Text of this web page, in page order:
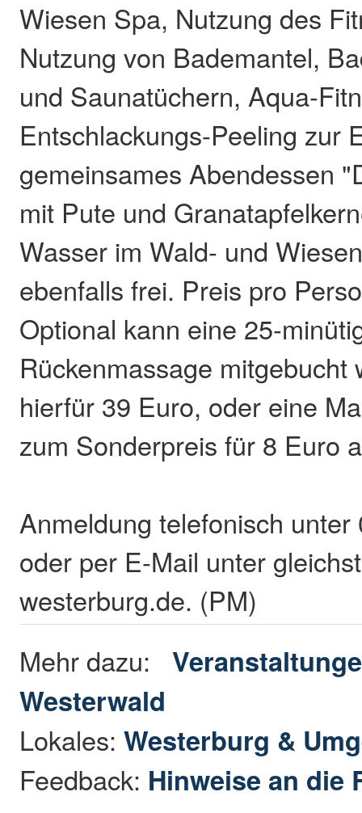
Wiesen Spa, Nutzung des
Nutzung von Bademantel,
und Saunatüchern, Aqua-
Entschlackungs-Peeling zur
gemeinsames Abendessen
mit Pute und
Wasser im Wald- und
ebenfalls frei. Preis pro
Optional kann eine 25-
Rückenmassage mitgebucht
hierfür 39 Euro, oder eine
zum Sonderpreis für 8 Euro
Anmeldung telefonisch unter
oder per E-Mail unter
westerburg.de. (PM)
Mehr dazu:
Westerwald
Lokales:Westerburg &
Feedback: Hinweise an die